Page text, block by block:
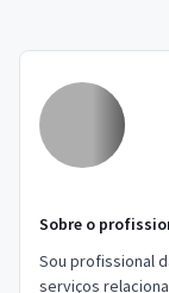
Sobre o
Sou profissional
serviços